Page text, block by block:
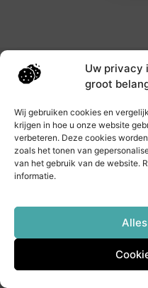
Uw privacy
groot
Wij gebruiken cookies en
krijgen in hoe u onze website
verbeteren. Deze cookies
zoals het tonen van
van het gebruik van de website.
informatie.
Main Links
Dagelijks
Artikelen vol kennis,